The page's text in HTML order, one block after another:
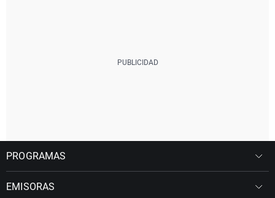
PROGRAMAS
EMISORAS